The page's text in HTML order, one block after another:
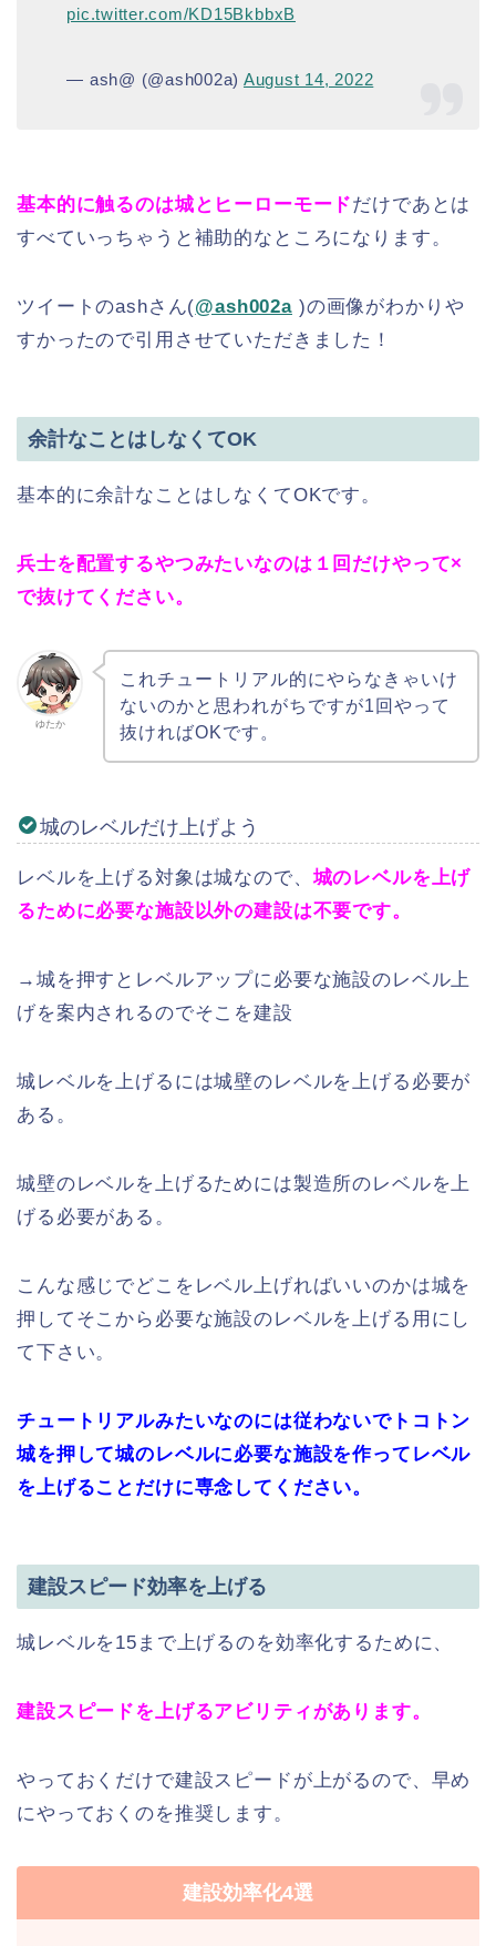
pic.twitter.com/KD15BkbbxB
— ash@ (@ash002a) August 14, 2022
基本的に触るのは城とヒーローモードだけであとは
すべていっちゃうと補助的なところになります。
ツイートのashさん(@ash002a)の画像がわかりや
すかったので引用させていただきました！
余計なことはしなくてOK
基本的に余計なことはしなくてOKです。
兵士を配置するやつみたいなのは１回だけやって×
で抜けてください。
ゆたか
これチュートリアル的にやらなきゃいけ
ないのかと思われがちですが1回やって
抜ければOKです。
城のレベルだけ上げよう
レベルを上げる対象は城なので、 城のレベルを上げ
るために必要な施設以外の建設は不要です。
→城を押すとレベルアップに必要な施設のレベル上
げを案内されるのでそこを建設
城レベルを上げるには城壁のレベルを上げる必要が
ある。
城壁のレベルを上げるためには製造所のレベルを上
げる必要がある。
こんな感じでどこをレベル上げればいいのかは城を
押してそこから必要な施設のレベルを上げる用にし
て下さい。
チュートリアルみたいなのには従わないでトコトン
城を押して城のレベルに必要な施設を作ってレベル
を上げることだけに専念してください。
建設スピード効率を上げる
城レベルを15まで上げるのを効率化するために、
建設スピードを上げるアビリティがあります。
やっておくだけで建設スピードが上がるので、早め
にやっておくのを推奨します。
建設効率化4選